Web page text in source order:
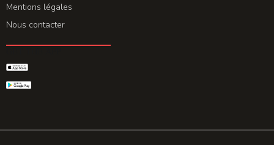
Mentions légales
Nous contacter